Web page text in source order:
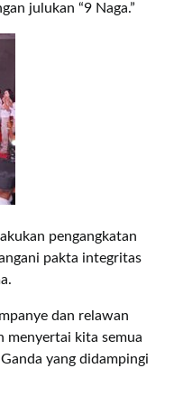
julukan “9 Naga.”
pengangkatan
pakta integritas
dan relawan
menyertai kita semua
yang didampingi